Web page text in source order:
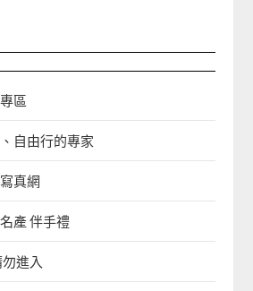
區
自由行的專家‎
真網
產 伴手禮
進入